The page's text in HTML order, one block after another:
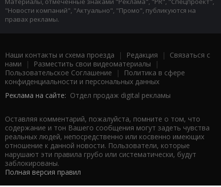
"Новости компаний", "Актуально", "Промо", публикуются на
правах рекламы.
Наши контакты и схема проезда | Редакция | Связаться с
нами | Разместить свои видеоматериалы |
Пользовательское Соглашение |
Политика в сфере
конфиденциальности и персональных данных
Реклама на сайте: Отдел продаж digital рекламы
Оставляя комментарий, пожалуйста, помните о том, что
содержание и тон Вашего сообщения могут задеть чувства
реальных людей, непосредственно или косвенно имеющих
отношение к данной новости. Пользователи, которые
нарушают эти правила грубо или систематически, будут
заблокированы.
Полная версия правил